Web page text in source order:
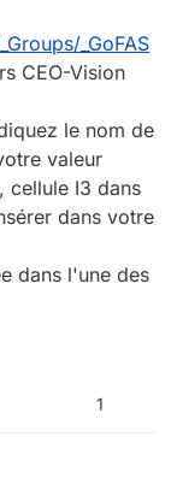
_GoFAS
CEO-Vision
le nom de
valeur
cellule I3 dans
dans votre
dans l'une des
1